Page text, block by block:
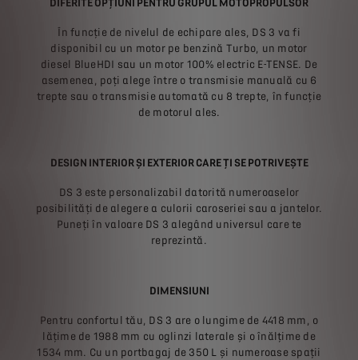
DIFERITE OPȚIUNI PENTRU GRUPUL MOTOPROPULSOR
În funcție de nivelul de echipare ales, DS 3 va fi
disponibil cu un motor pe benzină Turbo, un motor
diesel BlueHDI sau un motor 100% electric E-TENSE. De
asemenea, poți alege între o transmisie manuală cu 6
trepte sau o transmisie automată cu 8 trepte, în funcție
de motorul ales.
DESIGN INTERIOR ȘI EXTERIOR CARE ȚI SE POTRIVEȘTE
DS 3 este personalizabil datorită numeroaselor
posibilități de alegere a culorii caroseriei sau a jantelor.
Puneți în valoare DS 3 alegând universul care te
reprezintă.
DIMENSIUNI
Pentru confortul tău, DS 3 are o lungime de 4418 mm, o
lățime de 1988 mm cu oglinzi laterale și o înălțime de
1534 mm. Cu un portbagaj de 350 L și numeroase spații